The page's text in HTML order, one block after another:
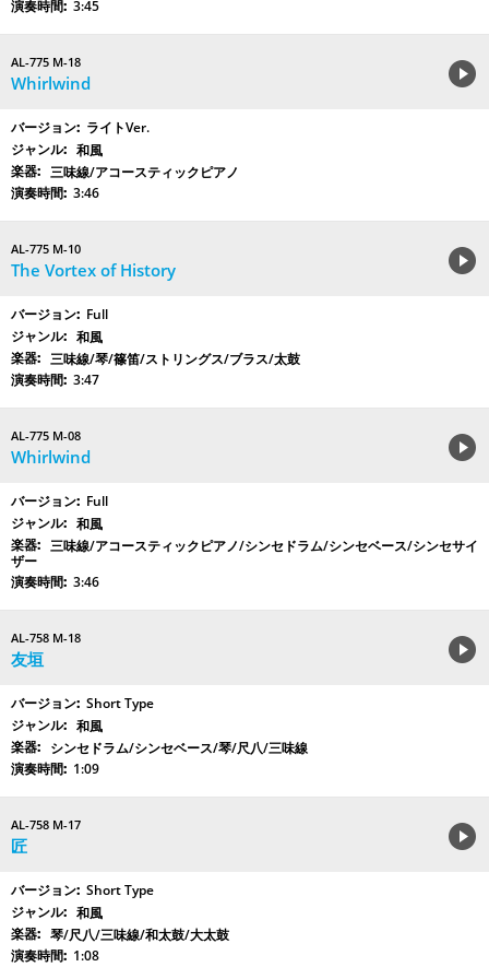
3:45
AL-775 M-18
Whirlwind
ライトVer.
和風
三味線/アコースティックピアノ
3:46
AL-775 M-10
The Vortex of History
Full
和風
三味線/琴/篠笛/ストリングス/ブラス/太鼓
3:47
AL-775 M-08
Whirlwind
Full
和風
三味線/アコースティックピアノ/シンセドラム/シンセベース/シンセサイ
ザー
3:46
AL-758 M-18
友垣
Short Type
和風
シンセドラム/シンセベース/琴/尺八/三味線
1:09
AL-758 M-17
匠
Short Type
和風
琴/尺八/三味線/和太鼓/大太鼓
1:08